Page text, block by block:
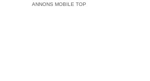
ANNONS MOBILE TOP